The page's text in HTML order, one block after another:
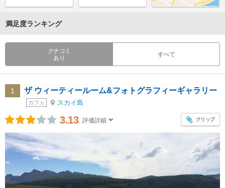
満足度ランキング
クチコミ
あり
すべて
1 ザ ウィーティールーム&フォトグラフィーギャラリー
カフェ スカイ島
3.13 評価詳細 クリップ